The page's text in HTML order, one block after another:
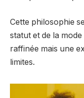
Cette philosophie
statut et de la
raffinée mais une
limites.